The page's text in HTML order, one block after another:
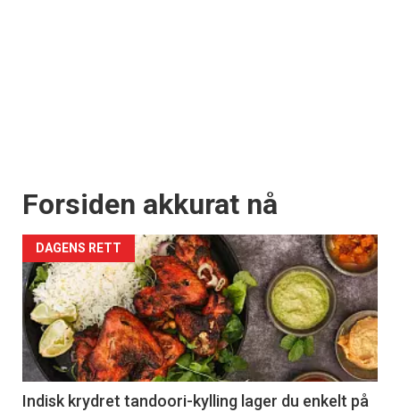
Forsiden akkurat nå
DAGENS RETT
Indisk krydret tandoori-kylling lager du enkelt på